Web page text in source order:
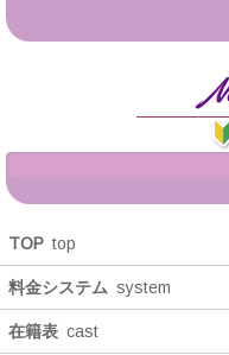
TOP top
料金システム system
在籍表 cast